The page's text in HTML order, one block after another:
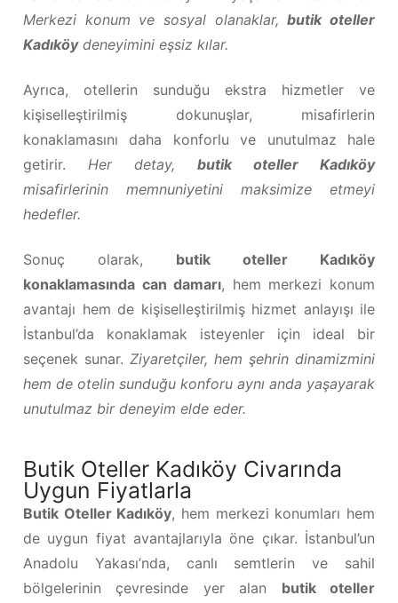
Merkezi konum ve sosyal olanaklar,butik oteller
Kadıköydeneyimini eşsiz kılar.
Ayrıca, otellerin sunduğu ekstra hizmetler ve
kişiselleştirilmiş dokunuşlar, misafirlerin
konaklamasını daha konforlu ve unutulmaz hale
getirir. Her detay, butik oteller Kadıköy
misafirlerinin memnuniyetini maksimize etmeyi
hedefler.
Sonuç olarak, butik oteller Kadıköy
konaklamasında can damarı, hem merkezi konum
avantajı hem de kişiselleştirilmiş hizmet anlayışı ile
İstanbul’da konaklamak isteyenler için ideal bir
seçenek sunar. Ziyaretçiler, hem şehrin dinamizmini
hem de otelin sunduğu konforu aynı anda yaşayarak
unutulmaz bir deneyim elde eder.
Butik Oteller Kadıköy Civarında
Uygun Fiyatlarla
Butik Oteller Kadıköy, hem merkezi konumları hem
de uygun fiyat avantajlarıyla öne çıkar. İstanbul’un
Anadolu Yakası’nda, canlı semtlerin ve sahil
bölgelerinin çevresinde yer alan butik oteller